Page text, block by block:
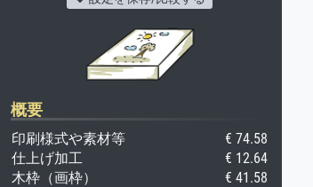
概要
印刷様式や素材等
€ 74.58
仕上げ加工
€ 12.64
木枠（画枠）
€ 41.58